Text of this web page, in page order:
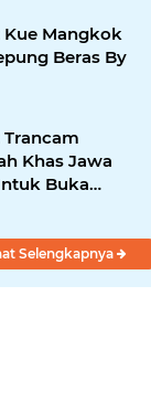
Kue Mangkok
Beras By
Khas Jawa
Buka
Selengkapnya